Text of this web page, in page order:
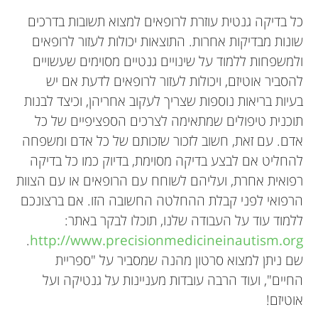
כל בדיקה גנטית עוזרת לרופאים למצוא תשובות בדרכים
שונות מבדיקות אחרות. התוצאות יכולות לעזור לרופאים
ולמשפחות ללמוד על שינויים גנטיים מסוימים שעשויים
להסביר אוטיזם, ויכולות לעזור לרופאים לדעת אם יש
בעיות בריאות נוספות שצריך לעקוב אחריהן, וכיצד לבנות
תוכנית טיפולים שמתאימה לצרכים הספציפיים של כל
אדם. עם זאת, חשוב לזכור שזכותם של כל אדם ומשפחה
להחליט אם לבצע בדיקה מסוימת, בדיוק כמו כל בדיקה
רפואית אחרת, ועליהם לשוחח עם הרופאים או עם הצוות
הרפואי לפני קבלת ההחלטה החשובה הזו. אם ברצונכם
ללמוד עוד על העבודה שלנו, תוכלו לבקר באתר:
http://www.precisionmedicineinautism.org
.
שם ניתן למצוא סרטון מהנה שמסביר על "ספריית
החיים", ועוד הרבה עובדות מעניינות על גנטיקה ועל
אוטיזם!